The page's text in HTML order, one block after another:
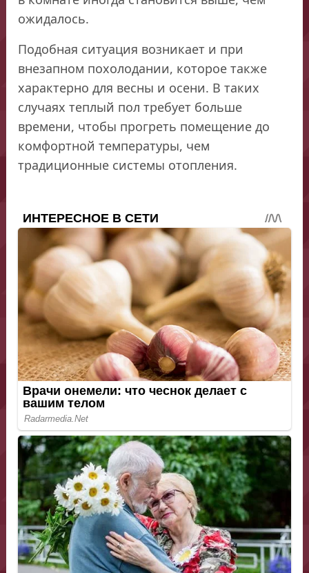
ожидалось.
Подобная ситуация возникает и при
внезапном похолодании, которое также
характерно для весны и осени. В таких
случаях теплый пол требует больше
времени, чтобы прогреть помещение до
комфортной температуры, чем
традиционные системы отопления.